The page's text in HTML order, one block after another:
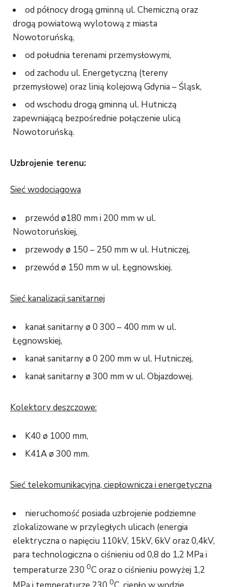
od północy drogą gminną ul. Chemiczną oraz
drogą powiatową wylotową z miasta
Nowotoruńską,
od południa terenami przemysłowymi,
od zachodu ul. Energetyczną (tereny
przemysłowe) oraz linią kolejową Gdynia – Śląsk,
od wschodu drogą gminną ul. Hutniczą
zapewniającą bezpośrednie połączenie ulicą
Nowotoruńską.
Uzbrojenie terenu:
Sieć wodociągowa
przewód ø180 mm i 200 mm w ul.
Nowotoruńskiej,
przewody ø 150 – 250 mm w ul. Hutniczej,
przewód ø 150 mm w ul. Łęgnowskiej.
Sieć kanalizacji sanitarnej
kanał sanitarny ø 0 300 – 400 mm w ul.
Łęgnowskiej,
kanał sanitarny ø 0 200 mm w ul. Hutniczej,
kanał sanitarny ø 300 mm w ul. Objazdowej.
Kolektory deszczowe:
K40 ø 1000 mm,
K41A ø 300 mm.
Sieć telekomunikacyjna, ciepłownicza i energetyczna
nieruchomość posiada uzbrojenie podziemne
zlokalizowane w przyległych ulicach (energia
elektryczna o napięciu 110kV, 15kV, 6kV oraz 0,4kV,
para technologiczna o ciśnieniu od 0,8 do 1,2 MPa i
temperaturze 230 0C oraz o ciśnieniu powyżej 1,2
0